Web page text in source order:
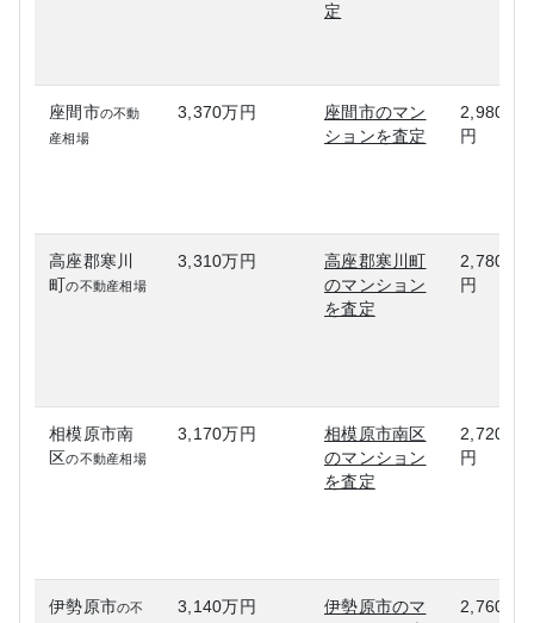
定
座間市の不動
産相場
3,370万円
座間市のマン
ションを査定
2,980万
円
高座郡寒川
町の不動産相場
3,310万円
高座郡寒川町
のマンション
を査定
2,780万
円
相模原市南
区の不動産相場
3,170万円
相模原市南区
のマンション
を査定
2,720万
円
伊勢原市の不 3,140万円
伊勢原市のマ
2,760万